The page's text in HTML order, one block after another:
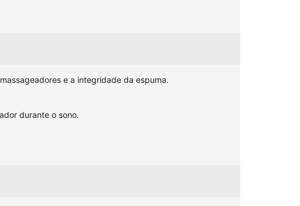
e a integridade da espuma.
durante o sono.